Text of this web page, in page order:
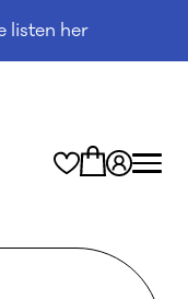
listen her